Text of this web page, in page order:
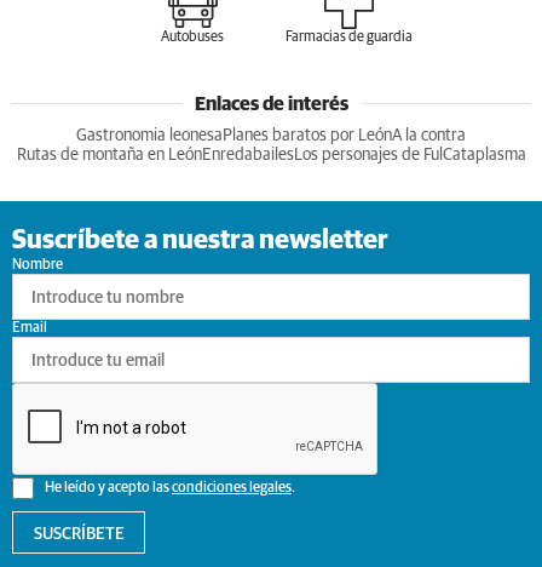
Autobuses Farmacias de guardia
Enlaces de interés
Gastronomia leonesa Planes baratos por LeónA la contra
Rutas de montaña en LeónEnredabailesLos personajes de Ful Cataplasma
Suscríbete a nuestra newsletter
Nombre
He leído y acepto lascondiciones legales.
Email
SUSCRÍBETE